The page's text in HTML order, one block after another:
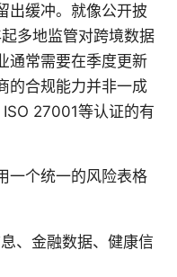
出缓冲。就像公开披
多地监管对跨境数据
通常需要在季度更新
的合规能力并非一成
27001等认证的有
一个统一的风险表格
、金融数据、健康信